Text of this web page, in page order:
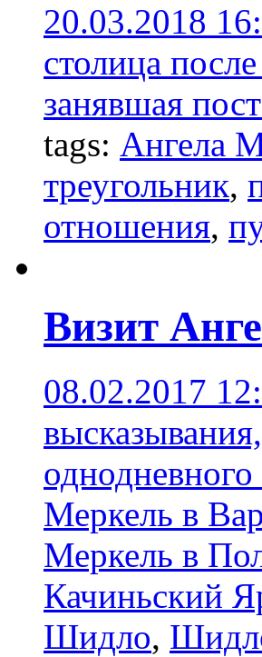
20.03.2018
столица
занявшая
tags: Ангела
треугольник,
отношения,
Визит
08.02.2017
Меркель в
Меркель в
Качиньский
Шидло,